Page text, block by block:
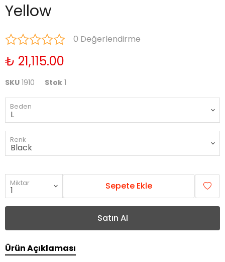
Yellow
0 Değerlendirme
₺ 21,115.00
SKU 1910 Stok 1
Beden
Renk
Miktar Sepete Ekle
Satın Al
Ürün Açıklaması